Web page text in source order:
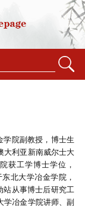
学院副教授，博士生
大利亚新南威尔士大
获工学博士学位，
北大学冶金学院，
站从事博士后研究工
学冶金学院讲师、副